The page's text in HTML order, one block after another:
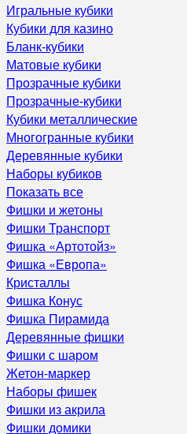
Игральные кубики
Кубики для казино
Бланк-кубики
Матовые кубики
Прозрачные кубики
Прозрачные-кубики
Кубики металлические
Многогранные кубики
Деревянные кубики
Наборы кубиков
Показать все
Фишки и жетоны
Фишки Транспорт
Фишка «Артотойз»
Фишка «Европа»
Кристаллы
Фишка Конус
Фишка Пирамида
Деревянные фишки
Фишки с шаром
Жетон-маркер
Наборы фишек
Фишки из акрила
Фишки домики